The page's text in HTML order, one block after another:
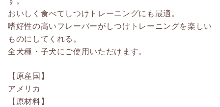
おいしく食べてしつけトレーニングにも最適。
嗜好性の高いフレーバーがしつけトレーニングを楽しい
ものにしてくれる。
全犬種・子犬にご使用いただけます。
【原産国】
アメリカ
【原材料】